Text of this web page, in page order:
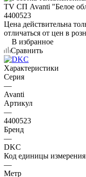
Цена действительна
отличаться от цен в
В избранное
Сравнить
Характеристики
Серия
—
Avanti
Артикул
—
4400523
Бренд
—
DKC
Код единицы
—
Метр